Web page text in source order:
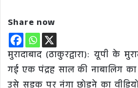
Share now
मुरादाबाद (ठाकुरद्वारा): यूपी के
गई एक पंद्रह साल की नाबालिग